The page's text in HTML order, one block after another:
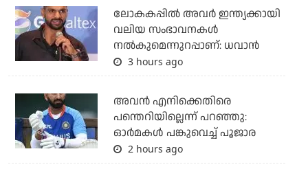
ലോകകപ്പിൽ അവര്‍ ഇന്ത്യക്കായി
വലിയ സംഭാവനകള്‍
നല്‍കുമെന്നുറപ്പാണ്: ധവാന്‍
3 hours ago
അവന്‍ എനിക്കെതിരെ
പന്തെറിയില്ലെന്ന് പറഞ്ഞു:
ഓര്‍മകള്‍ പങ്കുവെച്ച് പൂജാര
2 hours ago